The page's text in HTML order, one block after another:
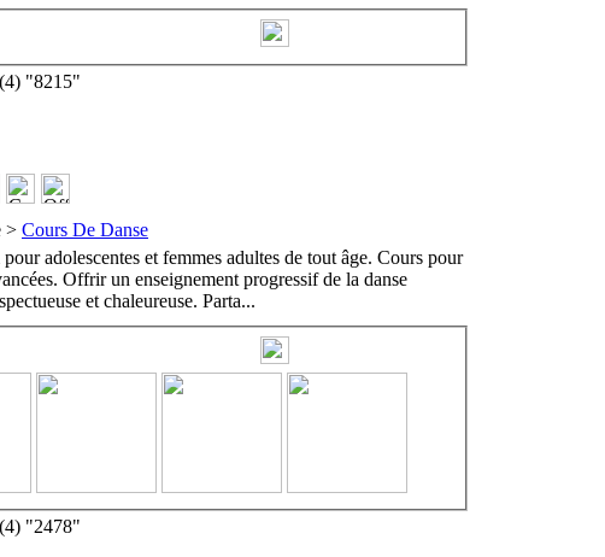
"8215"
> Cours De Danse
adolescentes et femmes adultes de tout âge. Cours pour
Offrir un enseignement progressif de la danse
et chaleureuse. Parta...
"2478"